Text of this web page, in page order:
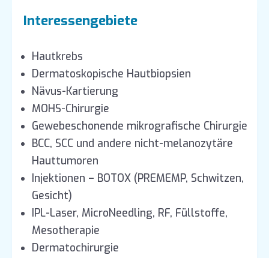
Interessengebiete
Hautkrebs
Dermatoskopische Hautbiopsien
Nävus-Kartierung
MOHS-Chirurgie
Gewebeschonende mikrografische Chirurgie
BCC, SCC und andere nicht-melanozytäre
Hauttumoren
Injektionen – BOTOX (PREMEMP, Schwitzen,
Gesicht)
IPL-Laser, MicroNeedling, RF, Füllstoffe,
Mesotherapie
Dermatochirurgie